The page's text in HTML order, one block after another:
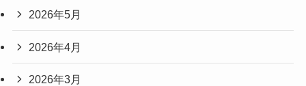
2026年5月
2026年4月
2026年3月